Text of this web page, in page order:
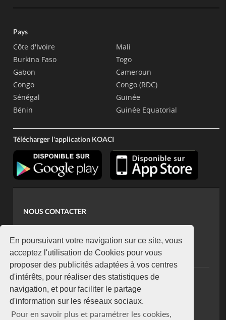
En poursuivant votre navigation sur ce site, vous
acceptez l'utilisation de Cookies pour vous
proposer des publicités adaptées à vos centres
d'intérêts, pour réaliser des statistiques de
navigation, et pour faciliter le partage
d'information sur les réseaux sociaux.
Pour en savoir plus et paramétrer les cookies,
Pays
Côte d'Ivoire
Burkina Faso
Gabon
Congo
Sénégal
Bénin
Mali
Togo
Cameroun
Congo (RDC)
Guinée
Guinée Equatorial
Télécharger l'application KOACI
NOUS CONTACTER
koaci@yahoo.fr
+225 07 08 85 52 93
NEWSLETTER
Restez connecté via notre newsletter
S'abonner